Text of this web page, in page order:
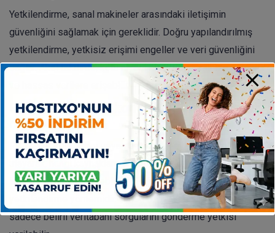
Yetkilendirme, sanal makineler arasındaki iletişimin
güvenliğini sağlamak için gereklidir. Doğru yapılandırılmış
yetkilendirme, yetkisiz erişimi engeller ve veri güvenliğini
sağlar. Aksi takdirde, kötü niyetli kişiler sisteminize sızabilir
Rol tabanlı erişim kontrolü (RBAC) nedir ve
nasıl kullanılır?
RBAC, her kullanıcıya veya sanal makineye belirli roller
atayarak, hangi kaynaklara erişebileceklerini ve hangi
işlemleri gerçekleştirebileceklerini belirleyen bir
yetkilendirme yöntemidir. Örneğin, bir web sunucusuna
sadece belirli veritabanı sorgularını gönderme yetkisi